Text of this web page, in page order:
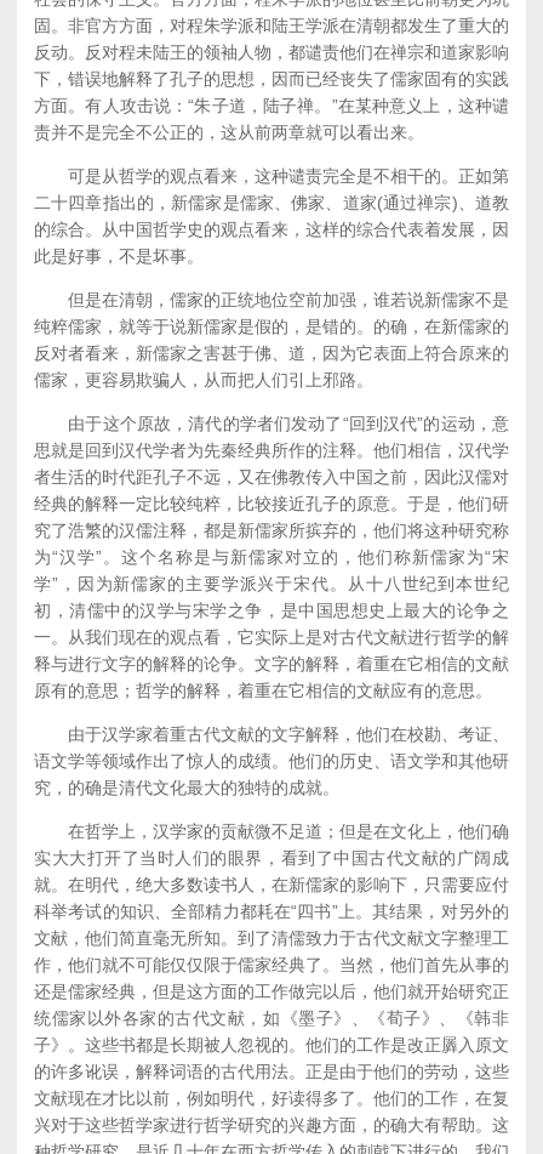
固。非官方方面，对程朱学派和陆王学派在清朝都发生了重大的
反动。反对程未陆王的领袖人物，都谴责他们在禅宗和道家影响
下，错误地解释了孔子的思想，因而已经丧失了儒家固有的实践
方面。有人攻击说：“朱子道，陆子禅。”在某种意义上，这种谴
责并不是完全不公正的，这从前两章就可以看出来。
可是从哲学的观点看来，这种谴责完全是不相干的。正如第
二十四章指出的，新儒家是儒家、佛家、道家(通过禅宗)、道教
的综合。从中国哲学史的观点看来，这样的综合代表着发展，因
此是好事，不是坏事。
但是在清朝，儒家的正统地位空前加强，谁若说新儒家不是
纯粹儒家，就等于说新儒家是假的，是错的。的确，在新儒家的
反对者看来，新儒家之害甚于佛、道，因为它表面上符合原来的
儒家，更容易欺骗人，从而把人们引上邪路。
由于这个原故，清代的学者们发动了“回到汉代”的运动，意
思就是回到汉代学者为先秦经典所作的注释。他们相信，汉代学
者生活的时代距孔子不远，又在佛教传入中国之前，因此汉儒对
经典的解释一定比较纯粹，比较接近孔子的原意。于是，他们研
究了浩繁的汉儒注释，都是新儒家所摈弃的，他们将这种研究称
为“汉学”。这个名称是与新儒家对立的，他们称新儒家为“宋
学”，因为新儒家的主要学派兴于宋代。从十八世纪到本世纪
初，清儒中的汉学与宋学之争，是中国思想史上最大的论争之
一。从我们现在的观点看，它实际上是对古代文献进行哲学的解
释与进行文字的解释的论争。文字的解释，着重在它相信的文献
原有的意思；哲学的解释，着重在它相信的文献应有的意思。
由于汉学家着重古代文献的文字解释，他们在校勘、考证、
语文学等领域作出了惊人的成绩。他们的历史、语文学和其他研
究，的确是清代文化最大的独特的成就。
在哲学上，汉学家的贡献微不足道；但是在文化上，他们确
实大大打开了当时人们的眼界，看到了中国古代文献的广阔成
就。在明代，绝大多数读书人，在新儒家的影响下，只需要应付
科举考试的知识、全部精力都耗在“四书”上。其结果，对另外的
文献，他们简直毫无所知。到了清儒致力于古代文献文字整理工
作，他们就不可能仅仅限于儒家经典了。当然，他们首先从事的
还是儒家经典，但是这方面的工作做完以后，他们就开始研究正
统儒家以外各家的古代文献，如《墨子》、《荀子》、《韩非
子》。这些书都是长期被人忽视的。他们的工作是改正羼入原文
的许多讹误，解释词语的古代用法。正是由于他们的劳动，这些
文献现在才比以前，例如明代，好读得多了。他们的工作，在复
兴对于这些哲学家进行哲学研究的兴趣方面，的确大有帮助。这